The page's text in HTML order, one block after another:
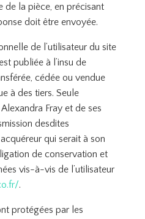
de la pièce, en précisant
doit être envoyée.
de l’utilisateur du site
publiée à l’insu de
cédée ou vendue
à des tiers. Seule
Fray et de ses
desdites
qui serait à son
de conservation et
vis-à-vis de l’utilisateur
.
protégées par les